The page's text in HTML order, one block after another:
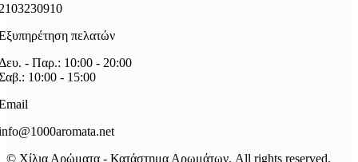
πελατών
- Παρ.: 10:00 - 20:00
10:00 - 15:00
© Χίλια Αρώματα - Κατάστημα Αρωμάτων. All rights reserved.